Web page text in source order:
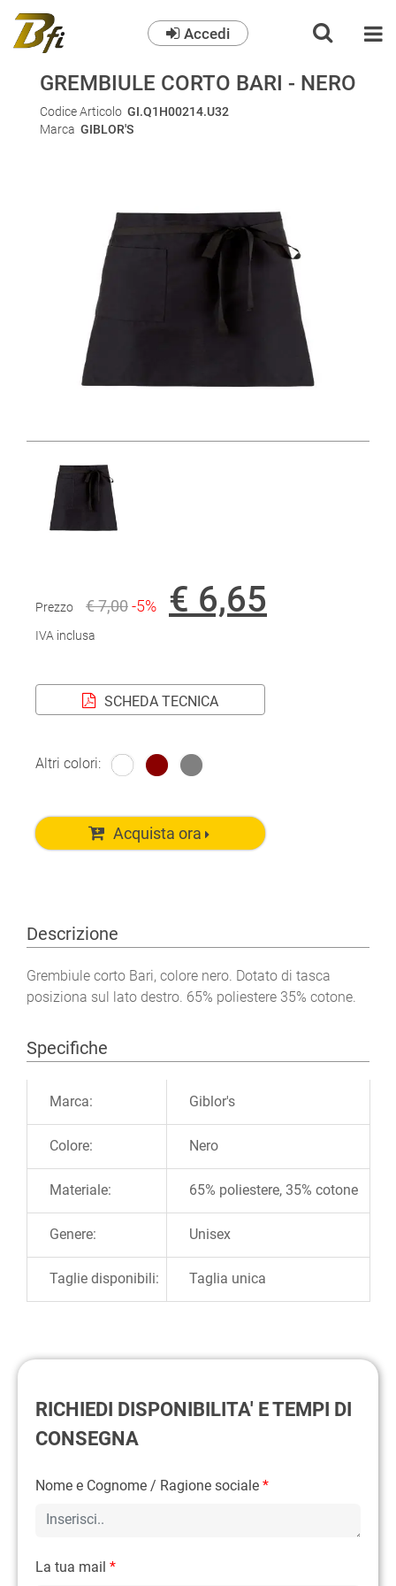
Accedi
GREMBIULE CORTO BARI - NERO
Codice Articolo GI.Q1H00214.U32
Marca GIBLOR'S
Prezzo € 7,00-5% € 6,65
IVA inclusa
SCHEDA TECNICA
Altri colori:
Acquista ora
Descrizione
Grembiule corto Bari, colore nero. Dotato di tasca
posiziona sul lato destro. 65% poliestere 35% cotone.
Specifiche
Marca: Giblor's
Colore: Nero
Materiale: 65% poliestere, 35% cotone
Genere: Unisex
Taglie disponibili: Taglia unica
RICHIEDI DISPONIBILITA' E TEMPI DI
CONSEGNA
Nome e Cognome / Ragione sociale *
La tua mail *